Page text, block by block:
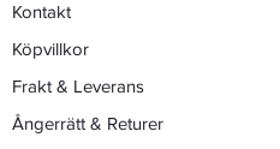
Kontakt
Köpvillkor
Frakt & Leverans
Ångerrätt & Returer